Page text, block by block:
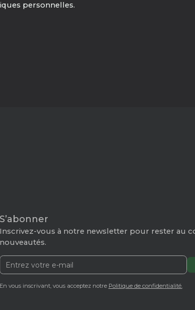
personnelles.
S’abonner
Inscrivez-vous à notre newsletter pour rester au
nouveautés.
En vous inscrivant, vous acceptez notre Politique de confidentialité.